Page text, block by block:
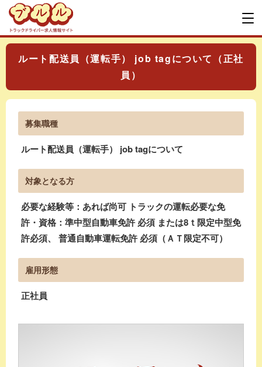
ルート配送員（運転手） job tagについて（正社
員）
募集職種
ルート配送員（運転手） job tagについて
対象となる方
必要な経験等：あれば尚可 トラックの運転必要な免
許・資格：準中型自動車免許 必須 または8ｔ限定中型免
許必須、 普通自動車運転免許 必須（ＡＴ限定不可）
雇用形態
正社員